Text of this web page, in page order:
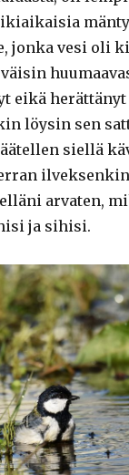
jonka vesi oli
eikä
löysin sen
siellä
arvaten,
ja sihisi.